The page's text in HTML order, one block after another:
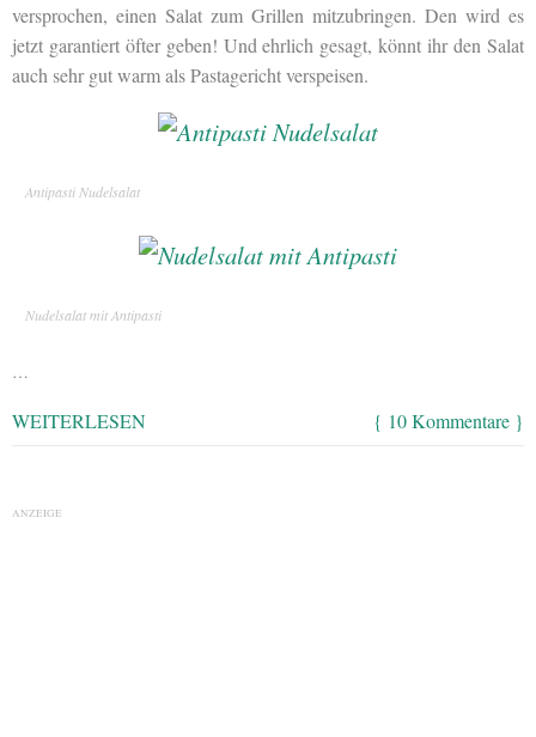
versprochen, einen Salat zum Grillen mitzubringen. Den wird es
jetzt garantiert öfter geben! Und ehrlich gesagt, könnt ihr den Salat
auch sehr gut warm als Pastagericht verspeisen.
Antipasti Nudelsalat
Nudelsalat mit Antipasti
…
WEITERLESEN { 10 Kommentare }
ANZEIGE